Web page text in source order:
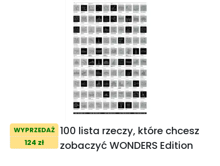
WYPRZEDAŻ
124 zł
100 lista rzeczy, które chcesz
zobaczyć WONDERS Edition